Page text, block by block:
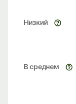
Низкий
В среднем